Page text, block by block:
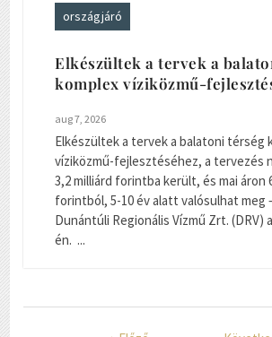
országjáró
Elkészültek a tervek a
komplex víziközmű-
aug 7, 2026
Elkészültek a tervek a balatoni térség
víziközmű-fejlesztéséhez, a tervezés
3,2 milliárd forintba került, és mai áron
forintból, 5-10 év alatt valósulhat meg
Dunántúli Regionális Vízmű Zrt. (DRV)
én. ...